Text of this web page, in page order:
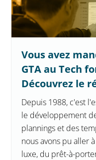
Vous avez
GTA au Tech
Découvrez le
Depuis 1988, c'est
le développement
plannings et des
nous avons pu aller
luxe, du prêt-à-